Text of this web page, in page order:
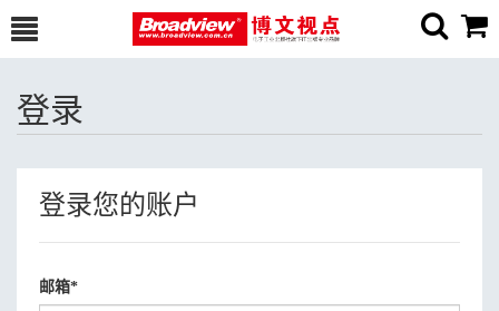
登录
登录您的账户
邮箱*